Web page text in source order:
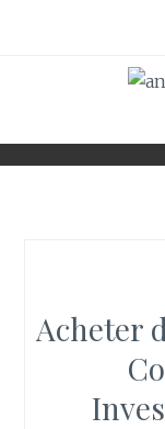
Acheter